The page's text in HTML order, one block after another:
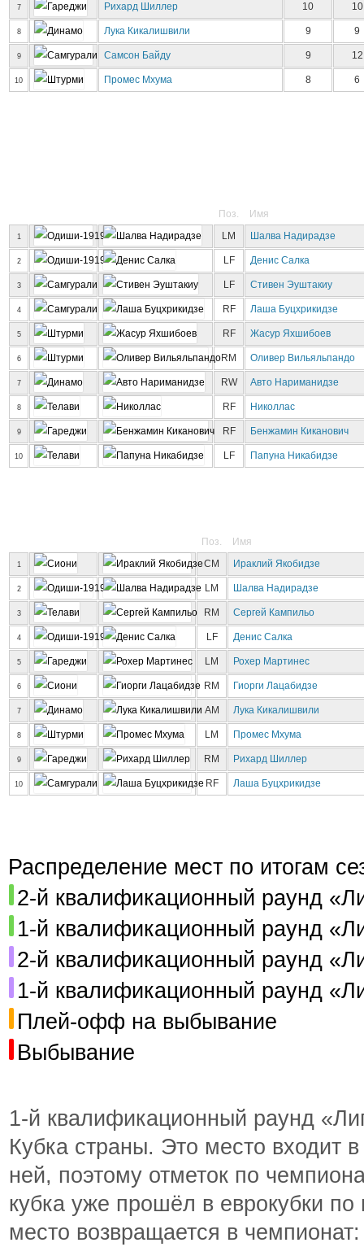
7 Рихард Шиллер 10 10
8 Лука Кикалишвили 9 9
9 Самсон Байду 9 12
10 Промес Мхума 8 6
Поз. Имя
1 LM Шалва Надирадзе
2 LF Денис Салка
3 LF Стивен Эуштакиу
4 RF Лаша Буцхрикидзе
5 RF Жасур Яхшибоев
6 RM Оливер Вильяльпандо
7 RW Авто Нариманидзе
8 RF Николлас
9 RF Бенжамин Киканович
10 LF Папуна Никабидзе
Поз. Имя
1 CM Ираклий Якобидзе
2 LM Шалва Надирадзе
3 RM Сергей Кампильо
4 LF Денис Салка
5 LM Рохер Мартинес
6 RM Гиорги Лацабидзе
7 AM Лука Кикалишвили
8 LM Промес Мхума
9 RM Рихард Шиллер
10 RF Лаша Буцхрикидзе
Распределение мест по итогам
2-й квалификационный раунд
1-й квалификационный раунд
2-й квалификационный раунд
1-й квалификационный раунд
Плей-офф на выбывание
Выбывание
1-й квалификационный раунд
Кубка страны. Это место входит
ней, поэтому отметок по
кубка уже прошёл в еврокубки по
место возвращается в